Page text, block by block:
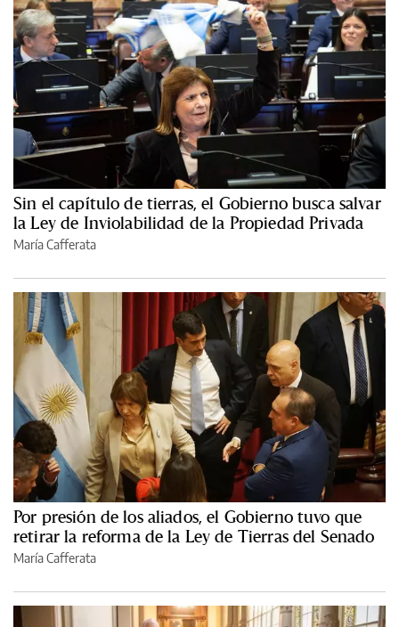
Sin el capítulo de tierras, el Gobierno busca salvar
la Ley de Inviolabilidad de la Propiedad Privada
María Cafferata
Por presión de los aliados, el Gobierno tuvo que
retirar la reforma de la Ley de Tierras del Senado
María Cafferata